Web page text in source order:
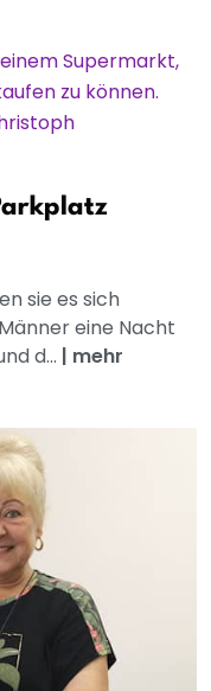
sie es sich
eine Nacht
d... | mehr